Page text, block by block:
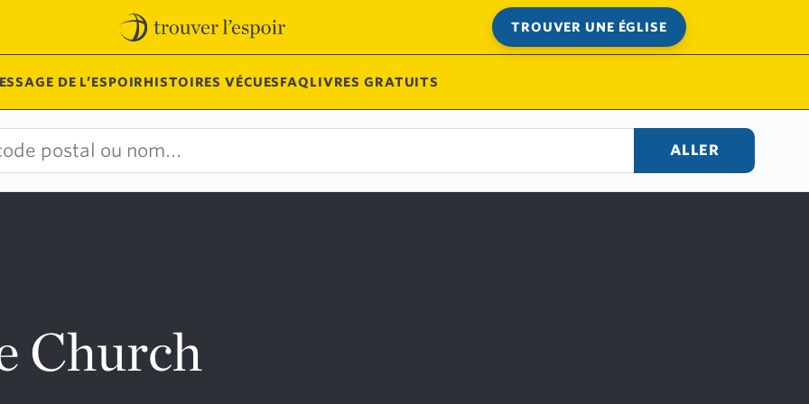
TROUVER UNE ÉGLISE
DE L’ESPOIRHISTOIRES VÉCUESFAQLIVRES GRATUITS
ALLER
Church